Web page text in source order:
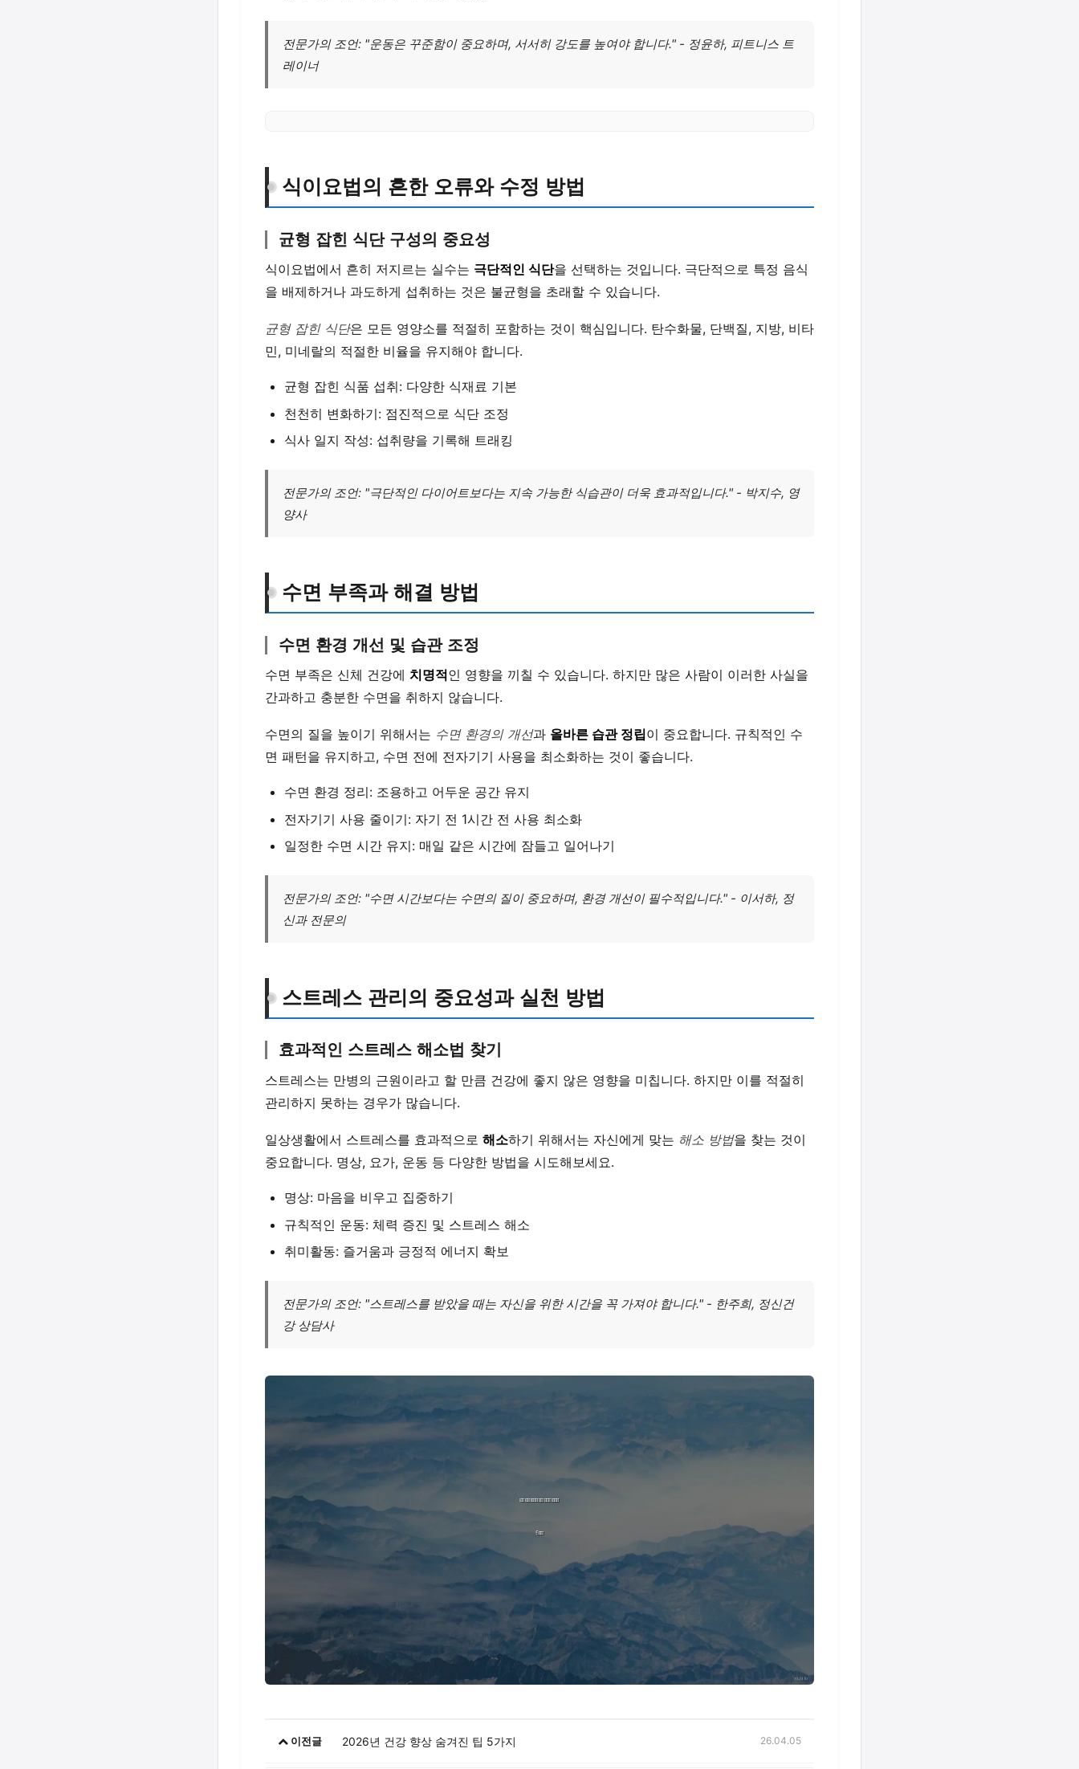
전문가의 조언: "운동은 꾸준함이 중요하며, 서서히 강도를 높여야 합니다." - 정윤하, 피트니스 트
레이너
식이요법의 흔한 오류와 수정 방법
균형 잡힌 식단 구성의 중요성
식이요법에서 흔히 저지르는 실수는 극단적인 식단을 선택하는 것입니다. 극단적으로 특정 음식
을 배제하거나 과도하게 섭취하는 것은 불균형을 초래할 수 있습니다.
균형 잡힌 식단은 모든 영양소를 적절히 포함하는 것이 핵심입니다. 탄수화물, 단백질, 지방, 비타
민, 미네랄의 적절한 비율을 유지해야 합니다.
균형 잡힌 식품 섭취: 다양한 식재료 기본
천천히 변화하기: 점진적으로 식단 조정
식사 일지 작성: 섭취량을 기록해 트래킹
전문가의 조언: "극단적인 다이어트보다는 지속 가능한 식습관이 더욱 효과적입니다." - 박지수, 영
양사
수면 부족과 해결 방법
수면 환경 개선 및 습관 조정
수면 부족은 신체 건강에 치명적인 영향을 끼칠 수 있습니다. 하지만 많은 사람이 이러한 사실을
간과하고 충분한 수면을 취하지 않습니다.
수면의 질을 높이기 위해서는 수면 환경의 개선과 올바른 습관 정립이 중요합니다. 규칙적인 수
면 패턴을 유지하고, 수면 전에 전자기기 사용을 최소화하는 것이 좋습니다.
수면 환경 정리: 조용하고 어두운 공간 유지
전자기기 사용 줄이기: 자기 전 1시간 전 사용 최소화
일정한 수면 시간 유지: 매일 같은 시간에 잠들고 일어나기
전문가의 조언: "수면 시간보다는 수면의 질이 중요하며, 환경 개선이 필수적입니다." - 이서하, 정
신과 전문의
스트레스 관리의 중요성과 실천 방법
효과적인 스트레스 해소법 찾기
스트레스는 만병의 근원이라고 할 만큼 건강에 좋지 않은 영향을 미칩니다. 하지만 이를 적절히
관리하지 못하는 경우가 많습니다.
일상생활에서 스트레스를 효과적으로 해소하기 위해서는 자신에게 맞는 해소 방법을 찾는 것이
중요합니다. 명상, 요가, 운동 등 다양한 방법을 시도해보세요.
명상: 마음을 비우고 집중하기
규칙적인 운동: 체력 증진 및 스트레스 해소
취미활동: 즐거움과 긍정적 에너지 확보
전문가의 조언: "스트레스를 받았을 때는 자신을 위한 시간을 꼭 가져야 합니다." - 한주희, 정신건
강 상담사
이전글 2026년 건강 향상 숨겨진 팁 5가지 26.04.05